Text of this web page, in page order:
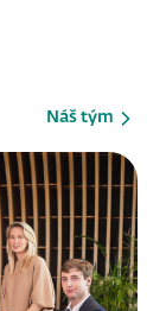
Náš tým